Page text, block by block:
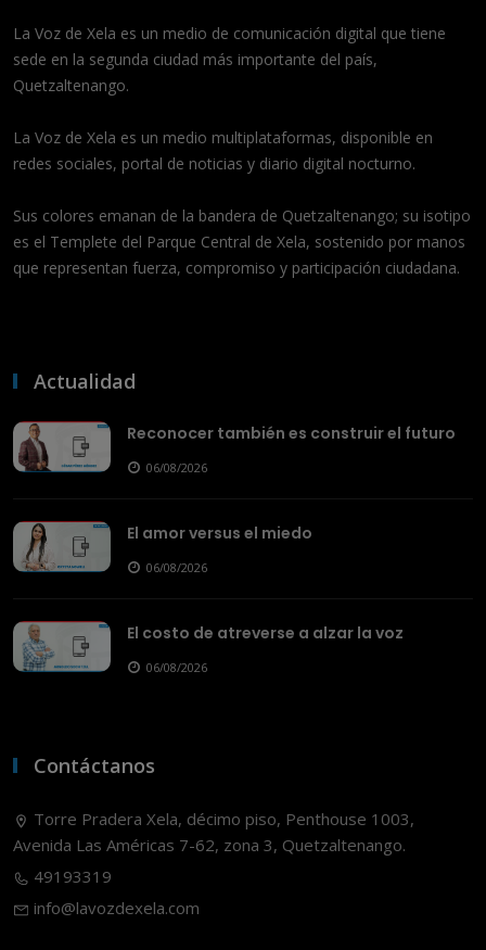
La Voz de Xela es un medio de comunicación digital que tiene
sede en la segunda ciudad más importante del país,
Quetzaltenango.
La Voz de Xela es un medio multiplataformas, disponible en
redes sociales, portal de noticias y diario digital nocturno.
Sus colores emanan de la bandera de Quetzaltenango; su isotipo
es el Templete del Parque Central de Xela, sostenido por manos
que representan fuerza, compromiso y participación ciudadana.
Actualidad
Reconocer también es construir el futuro
06/08/2026
El amor versus el miedo
06/08/2026
El costo de atreverse a alzar la voz
06/08/2026
Contáctanos
Torre Pradera Xela, décimo piso, Penthouse 1003,
Avenida Las Américas 7-62, zona 3, Quetzaltenango.
49193319
info@lavozdexela.com